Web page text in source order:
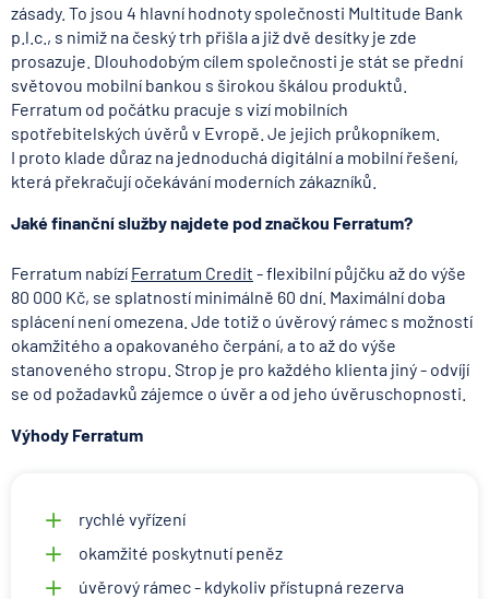
zásady. To jsou 4 hlavní hodnoty společnosti Multitude Bank
p.l.c., s nimiž na český trh přišla a již dvě desítky je zde
prosazuje. Dlouhodobým cílem společnosti je stát se přední
světovou mobilní bankou s širokou škálou produktů.
Ferratum od počátku pracuje s vizí mobilních
spotřebitelských úvěrů v Evropě. Je jejich průkopníkem.
I proto klade důraz na jednoduchá digitální a mobilní řešení,
která překračují očekávání moderních zákazníků.
Jaké finanční služby najdete pod značkou Ferratum?
Ferratum nabízí Ferratum Credit - flexibilní půjčku až do výše
80 000 Kč, se splatností minimálně 60 dní. Maximální doba
splácení není omezena. Jde totiž o úvěrový rámec s možností
okamžitého a opakovaného čerpání, a to až do výše
stanoveného stropu. Strop je pro každého klienta jiný - odvíjí
se od požadavků zájemce o úvěr a od jeho úvěruschopnosti.
Výhody Ferratum
rychlé vyřízení
okamžité poskytnutí peněz
úvěrový rámec - kdykoliv přístupná rezerva